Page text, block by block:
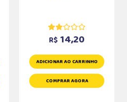
R$ 14,20
ADICIONAR AO CARRINHO
COMPRAR AGORA